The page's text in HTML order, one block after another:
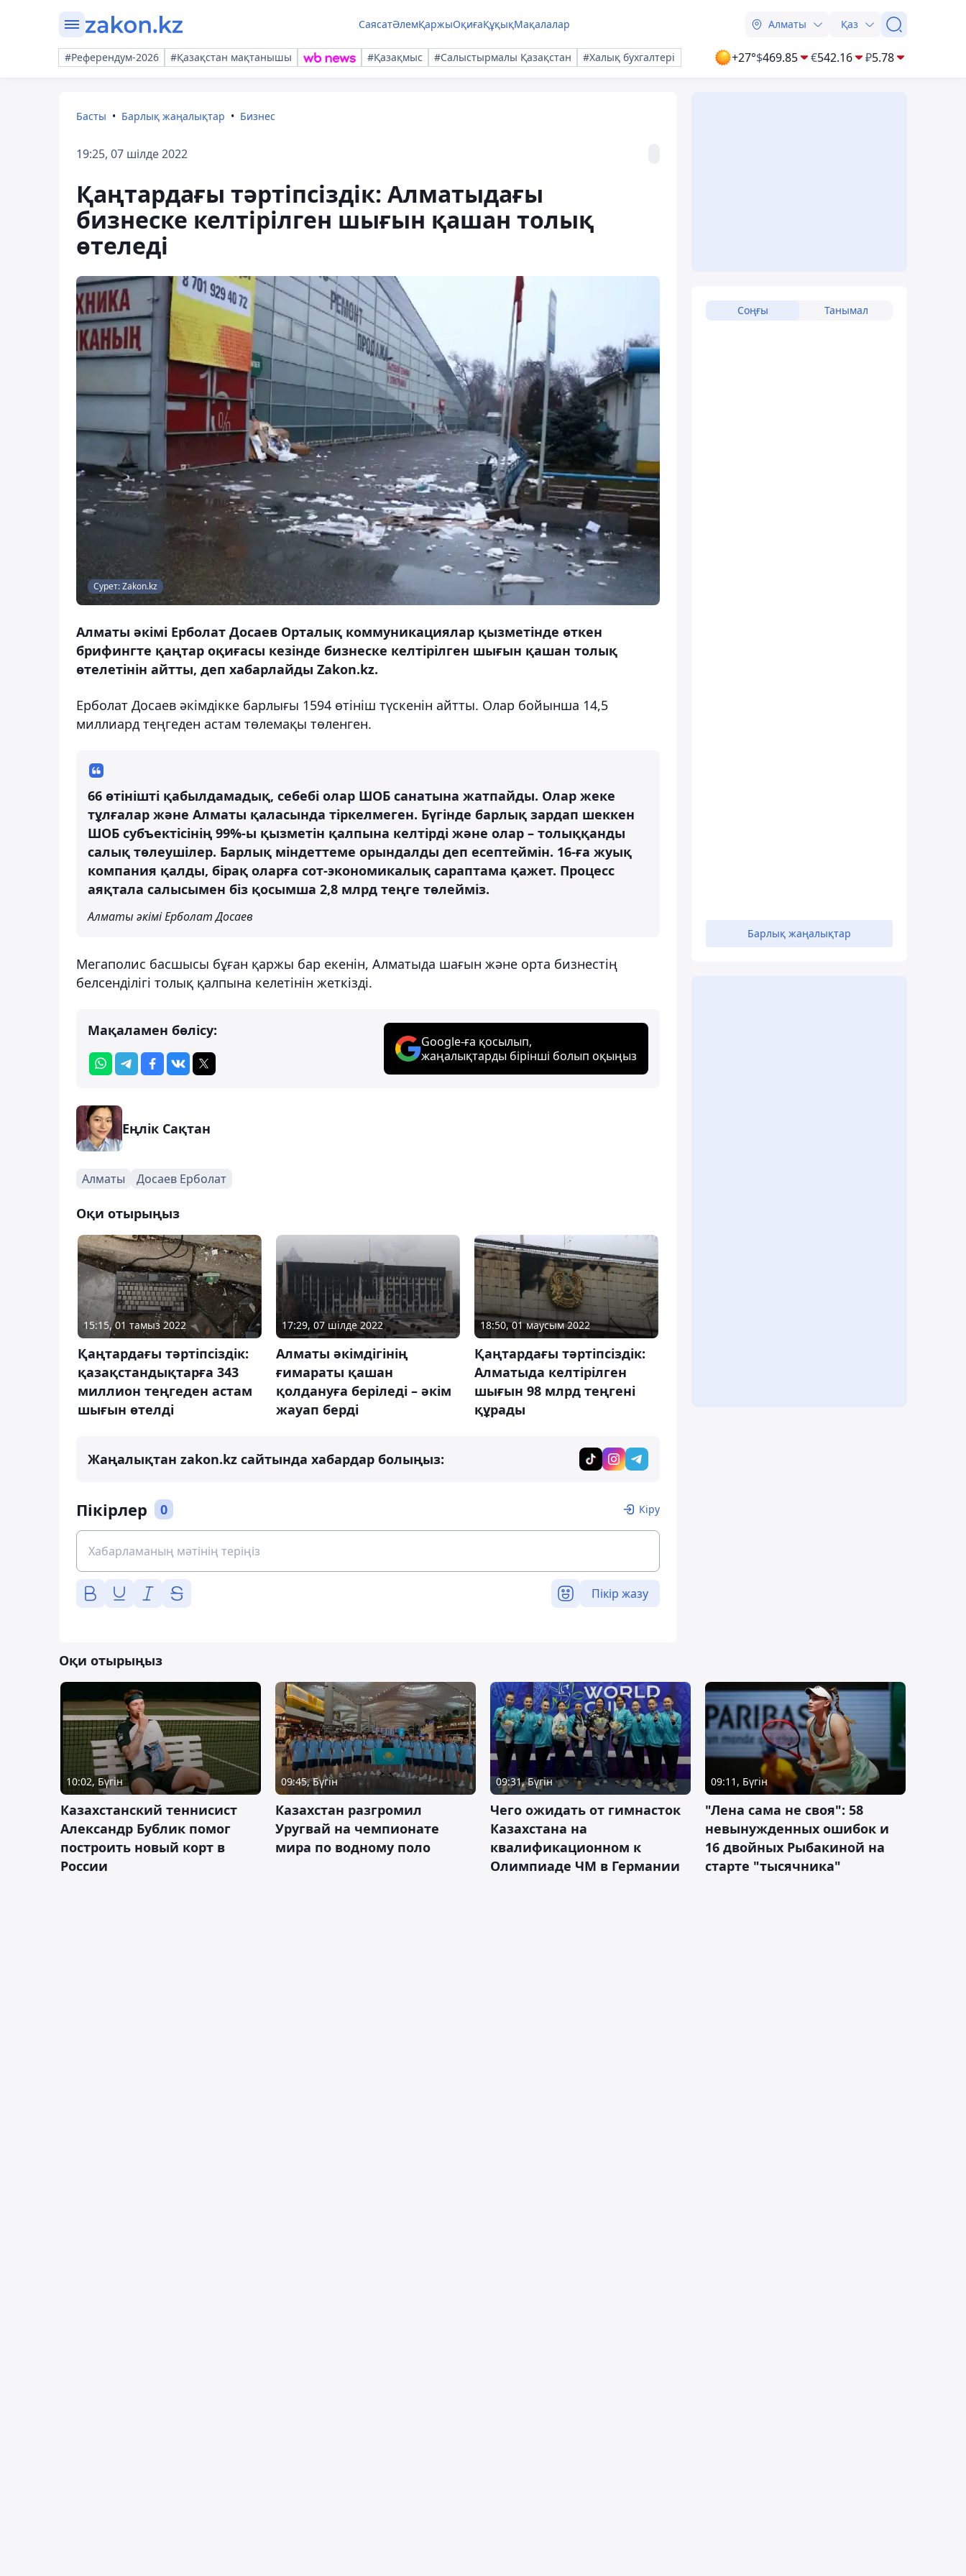
СаясатӘлемҚаржыОқиғаҚұқықМақалалар Алматы Қаз
#Референдум-2026 #Қазақстан мақтанышы #Қазақмыс #Салыстырмалы Қазақстан #Халық бухгалтері +27°$469.85 €542.16 ₽5.78
Басты Барлық жаңалықтар Бизнес
19:25, 07 шілде 2022
Қаңтардағы тәртіпсіздік: Алматыдағы
бизнеске келтірілген шығын қашан толық
өтеледі
Сурет: Zakon.kz
Алматы әкімі Ерболат Досаев Орталық коммуникациялар қызметінде өткен
брифингте қаңтар оқиғасы кезінде бизнеске келтірілген шығын қашан толық
өтелетінін айтты, деп хабарлайды Zakon.kz.
Ерболат Досаев әкімдікке барлығы 1594 өтініш түскенін айтты. Олар бойынша 14,5
миллиард теңгеден астам төлемақы төленген.
66 өтінішті қабылдамадық, себебі олар ШОБ санатына жатпайды. Олар жеке
тұлғалар және Алматы қаласында тіркелмеген. Бүгінде барлық зардап шеккен
ШОБ субъектісінің 99%-ы қызметін қалпына келтірді және олар – толыққанды
салық төлеушілер. Барлық міндеттеме орындалды деп есептеймін. 16-ға жуық
компания қалды, бірақ оларға сот-экономикалық сараптама қажет. Процесс
аяқтала салысымен біз қосымша 2,8 млрд теңге төлейміз.
Алматы әкімі Ерболат Досаев
Мегаполис басшысы бұған қаржы бар екенін, Алматыда шағын және орта бизнестің
белсенділігі толық қалпына келетінін жеткізді.
Мақаламен бөлісу:
Google-ға қосылып,
жаңалықтарды бірінші болып оқыңыз
Еңлік Сақтан
Алматы Досаев Ерболат
Оқи отырыңыз
15:15, 01 тамыз 2022
Қаңтардағы тәртіпсіздік:
қазақстандықтарға 343
миллион теңгеден астам
шығын өтелді
17:29, 07 шілде 2022
Алматы әкімдігінің
ғимараты қашан
қолдануға беріледі – әкім
жауап берді
18:50, 01 маусым 2022
Қаңтардағы тәртіпсіздік:
Алматыда келтірілген
шығын 98 млрд теңгені
құрады
Жаңалықтан zakon.kz сайтында хабардар болыңыз:
Пікірлер 0 Кіру
Пікір жазу
Соңғы Танымал
Барлық жаңалықтар
Оқи отырыңыз
10:02, Бүгін
Казахстанский теннисист
Александр Бублик помог
построить новый корт в
России
09:45, Бүгін
Казахстан разгромил
Уругвай на чемпионате
мира по водному поло
09:31, Бүгін
Чего ожидать от гимнасток
Казахстана на
квалификационном к
Олимпиаде ЧМ в Германии
09:11, Бүгін
"Лена сама не своя": 58
невынужденных ошибок и
16 двойных Рыбакиной на
старте "тысячника"